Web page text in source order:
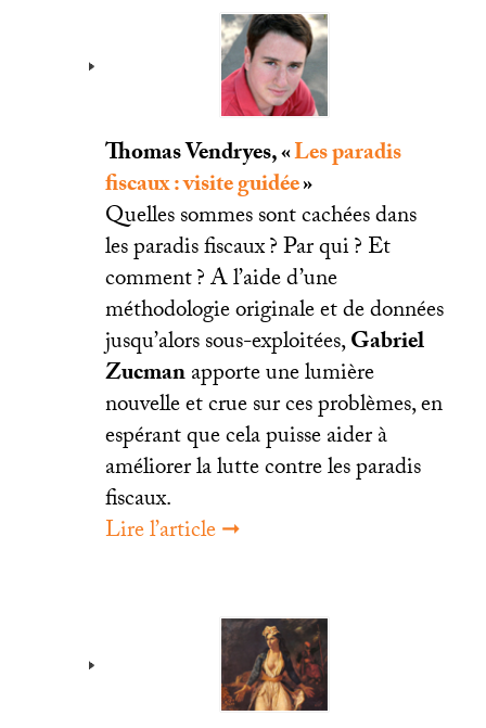
Thomas Vendryes, «Les paradis
fiscaux : visite guidée»
Quelles sommes sont cachées dans
les paradis fiscaux? Par qui? Et
comment? A l’aide d’une
méthodologie originale et de données
jusqu’alors sous-exploitées,Gabriel
Zucmanapporte une lumière
nouvelle et crue sur ces problèmes, en
espérant que cela puisse aider à
améliorer la lutte contre les paradis
fiscaux.
Lire l’article ➞